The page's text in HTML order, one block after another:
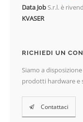
Data JobS.r.l. è
KVASER
RICHIEDI UN
Siamo a
prodotti hardware e
Contattaci